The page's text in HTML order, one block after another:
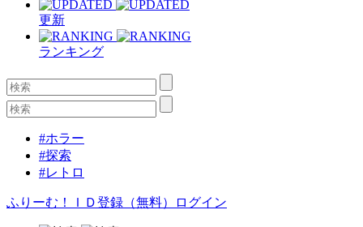
更新
ランキング
#ホラー
#探索
#レトロ
ふりーむ！ＩＤ登録（無料） ログイン